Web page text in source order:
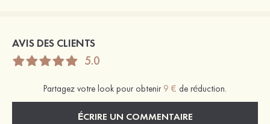
AVIS DES CLIENTS
5.0
Partagez votre look pour obtenir 9 € de réduction.
ÉCRIRE UN COMMENTAIRE